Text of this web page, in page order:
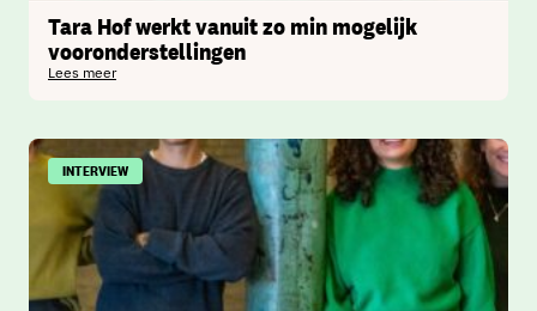
Tara Hof werkt vanuit zo min mogelijk
vooronderstellingen
Lees meer
INTERVIEW